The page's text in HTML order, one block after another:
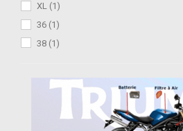
XL (1)
36 (1)
38 (1)